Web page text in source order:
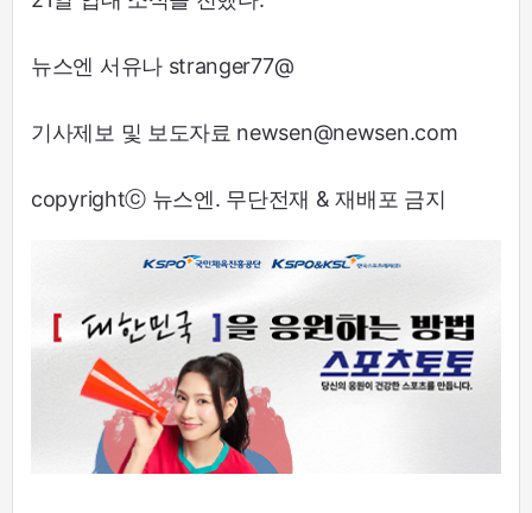
뉴스엔 서유나 stranger77@
기사제보 및 보도자료 newsen@newsen.com
copyrightⓒ 뉴스엔. 무단전재 & 재배포 금지